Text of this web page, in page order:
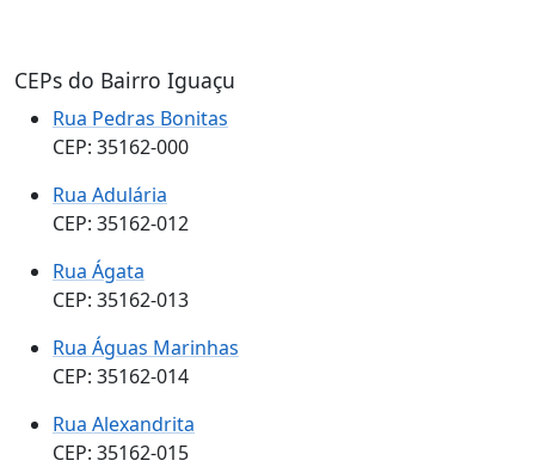
CEPs do Bairro Iguaçu
Rua Pedras Bonitas
CEP: 35162-000
Rua Adulária
CEP: 35162-012
Rua Ágata
CEP: 35162-013
Rua Águas Marinhas
CEP: 35162-014
Rua Alexandrita
CEP: 35162-015